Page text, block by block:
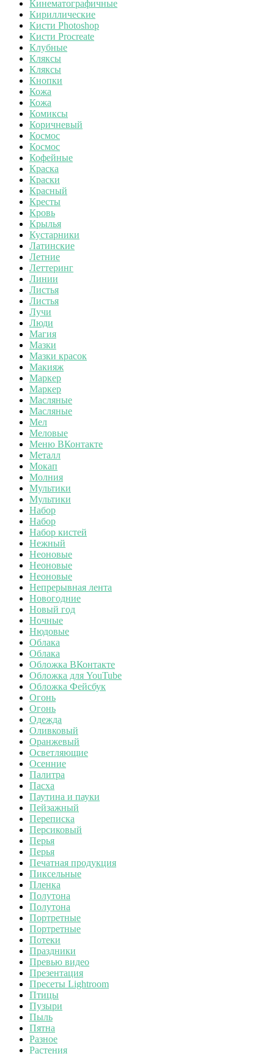
Кинематографичные
Кириллические
Кисти Photoshop
Кисти Procreate
Клубные
Кляксы
Кляксы
Кнопки
Кожа
Кожа
Комиксы
Коричневый
Космос
Космос
Кофейные
Краска
Краски
Красный
Кресты
Кровь
Крылья
Кустарники
Латинские
Летние
Леттеринг
Линии
Листья
Листья
Лучи
Люди
Магия
Мазки
Мазки красок
Макияж
Маркер
Маркер
Масляные
Масляные
Мел
Меловые
Меню ВКонтакте
Металл
Мокап
Молния
Мультики
Мультики
Набор
Набор
Набор кистей
Нежный
Неоновые
Неоновые
Неоновые
Непрерывная лента
Новогодние
Новый год
Ночные
Нюдовые
Облака
Облака
Обложка ВКонтакте
Обложка для YouTube
Обложка Фейсбук
Огонь
Огонь
Одежда
Оливковый
Оранжевый
Осветляющие
Осенние
Палитра
Пасха
Паутина и пауки
Пейзажный
Переписка
Персиковый
Перья
Перья
Печатная продукция
Пиксельные
Пленка
Полутона
Полутона
Портретные
Портретные
Потеки
Праздники
Превью видео
Презентация
Пресеты Lightroom
Птицы
Пузыри
Пыль
Пятна
Разное
Растения